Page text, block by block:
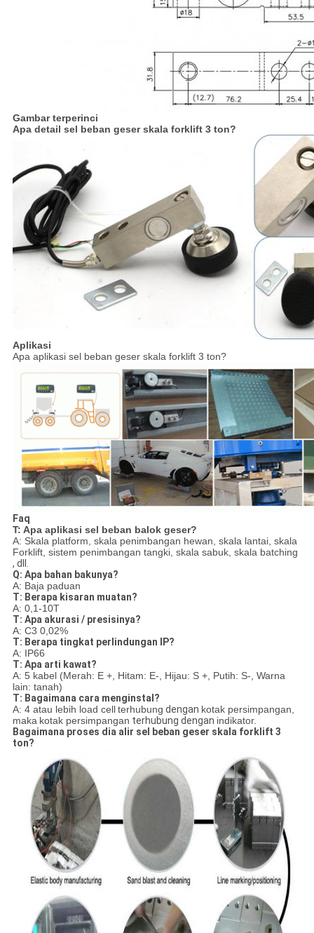
Gambar terperinci
Apa detail sel beban geser skala forklift 3 ton?
Aplikasi
Apa aplikasi sel beban geser skala forklift 3 ton?
Faq
T: Apa aplikasi sel beban balok geser?
A: Skala platform, skala penimbangan hewan, skala lantai, skala
Forklift, sistem penimbangan tangki, skala sabuk, skala batching
, dll.
Q: Apa bahan bakunya?
A: Baja paduan
T: Berapa kisaran muatan?
A: 0,1-10T
T: Apa akurasi / presisinya?
A: C3 0,02%
T: Berapa tingkat perlindungan IP?
A: IP66
T: Apa arti kawat?
A: 5 kabel (Merah: E +, Hitam: E-, Hijau: S +, Putih: S-, Warna
lain: tanah)
T: Bagaimana cara menginstal?
A: 4 atau lebih load cellterhubung dengan kotak persimpangan,
maka kotak persimpangan terhubung dengan indikator.
Bagaimana proses dia alir sel beban geser skala forklift 3
ton?